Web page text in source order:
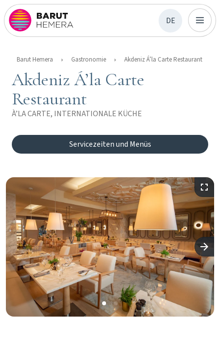
DE
Barut Hemera Gastronomie Akdeniz Á’la Carte Restaurant
Akdeniz Á’la Carte
Restaurant
À’LA CARTE, INTERNATIONALE KÜCHE
Servicezeiten und Menüs